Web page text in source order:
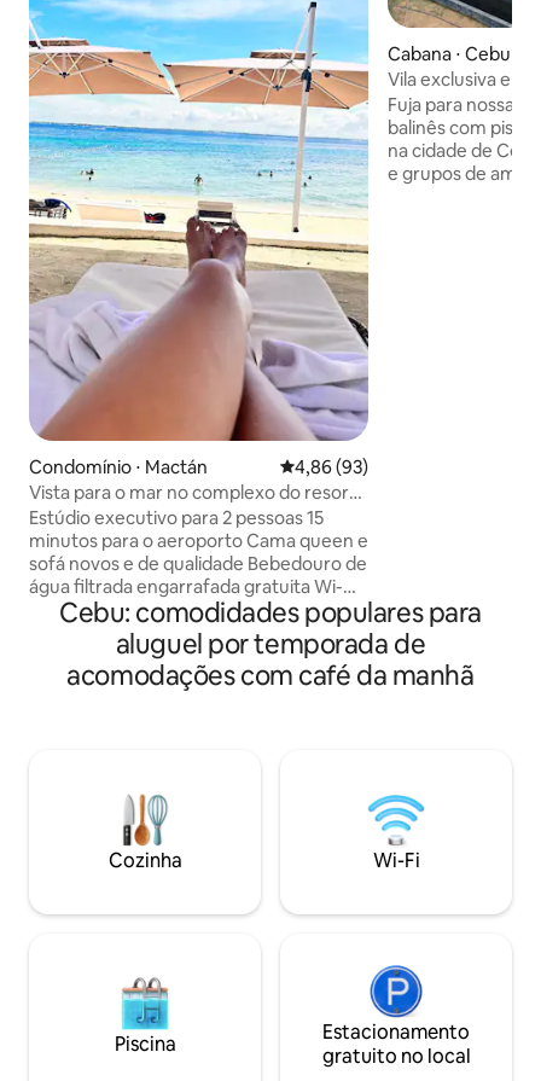
Condomínio ⋅ Mactán 4,86 de uma avaliação média
4,86 (93)
Vista para o mar no complexo do resort,
piscina e praia a 400 m a pé
Estúdio executivo para 2 pessoas 15
minutos para o aeroporto Cama queen e
sofá novos e de qualidade Bebedouro de
água filtrada engarrafada gratuita Wi-
Fi/SmartTV/Netflix grátis Cofre
Fechadura Inteligente Chuveiro quente,
bidê Cozinha totalmente equipada,
indução Sacada, vista para o mar e brisas
Starbucks, McDonald's, farmácia. 400m
a pé da praia, passes de praia
Php350/pessoa diariamente
OBSERVAÇÃO: Obras/barulho ao lado. A
Cabana ⋅ Cebu
Vila exclusiva em
cabana e piscina
Fuja para nossa
balinês com
na cidade de
e grupos de
Cebu: comodidades populares para
aluguel por temporada de
acomodações com café da manhã
Cozinha Wi-Fi
Piscina
Estacionamento
gratuito no local